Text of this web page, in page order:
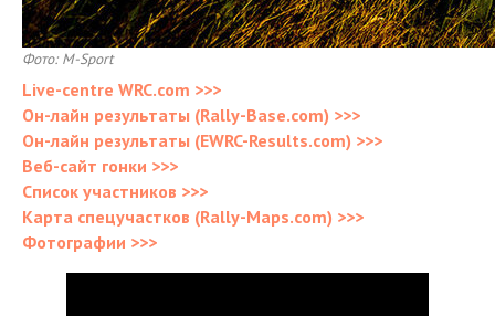
Фото: M-Sport
Live-centre WRC.com >>>
Он-лайн результаты (Rally-Base.com) >>>
Он-лайн результаты (EWRC-Results.com) >>>
Веб-сайт гонки >>>
Список участников >>>
Карта спецучастков (Rally-Maps.com) >>>
Фотографии >>>